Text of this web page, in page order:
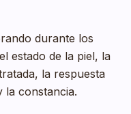
durante los
estado de la piel, la
la respuesta
la constancia.